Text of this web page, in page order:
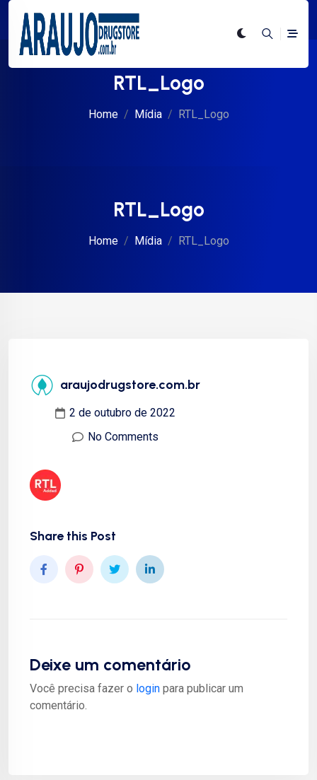
RTL_Logo
Home Mídia RTL_Logo
RTL_Logo
Home Mídia RTL_Logo
araujodrugstore.com.br
2 de outubro de 2022
No Comments
Share this Post
Deixe um comentário
Você precisa fazer o login para publicar um
comentário.